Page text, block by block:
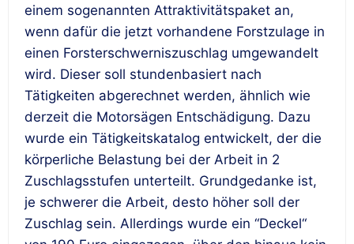
einem sogenannten Attraktivitätspaket an,
wenn dafür die jetzt vorhandene Forstzulage in
einen Forsterschwerniszuschlag umgewandelt
wird. Dieser soll stundenbasiert nach
Tätigkeiten abgerechnet werden, ähnlich wie
derzeit die Motorsägen Entschädigung. Dazu
wurde ein Tätigkeitskatalog entwickelt, der die
körperliche Belastung bei der Arbeit in 2
Zuschlagsstufen unterteilt. Grundgedanke ist,
je schwerer die Arbeit, desto höher soll der
Zuschlag sein. Allerdings wurde ein “Deckel“